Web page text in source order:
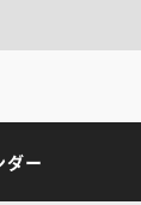
ダー